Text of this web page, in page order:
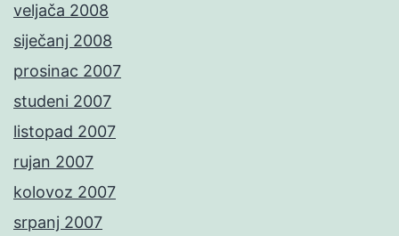
veljača 2008
siječanj 2008
prosinac 2007
studeni 2007
listopad 2007
rujan 2007
kolovoz 2007
srpanj 2007